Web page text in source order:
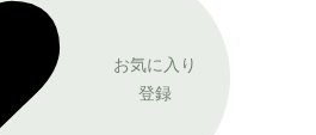
お気に入り
登録